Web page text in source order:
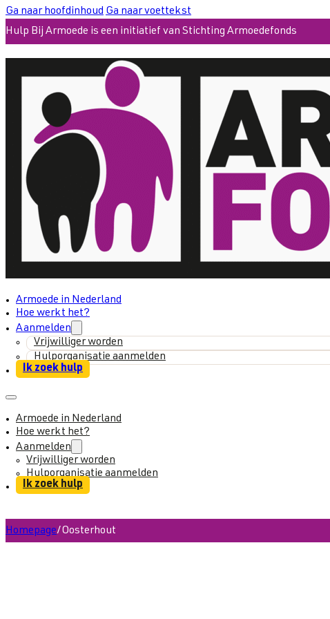
Ga naar hoofdinhoud Ga naar voettekst
Hulp Bij Armoede is een initiatief van Stichting Armoedefonds
Armoede in Nederland
Hoe werkt het?
Aanmelden
Vrijwilliger worden
Hulporganisatie aanmelden
Ik zoek hulp
Armoede in Nederland
Hoe werkt het?
Aanmelden
Vrijwilliger worden
Hulporganisatie aanmelden
Ik zoek hulp
Homepage/Oosterhout